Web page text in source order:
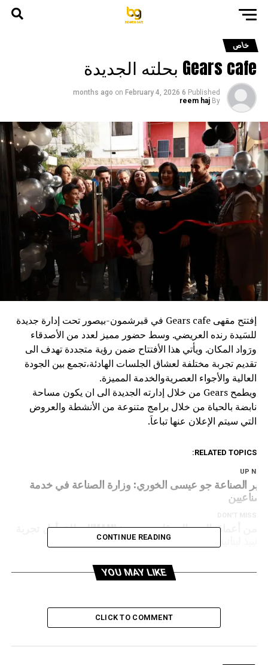
خاص
Gears cafe بحلته الجديدة
Published
6 months ago
on February 4, 2026
By
reem haj
إفتتح مقهى Gears cafe في قبرشمون-بيصور تحت إدارة جديدة
للسَيدة رنده العريضي. وسط حضور مميز لعدد من الأصدقاء
ورَواد المكان. ويأتي هذا الأفتتاح ضمن رؤية متجددة تهدف الى
تقديم تجربة مختلفة لعشاق الجلسات الهادئة،تجمع بين الجودة
العالية والأجواء العصريةوالخدمة المميزة.
ويطمح Gears من خلال إدارته الجديدة الى ان يكون مساحة
نابضة بالحياة من خلال برامج متنوعة من الأنشطة والعروض
التي سيتم الإعلان عنها تباعاَ.
RELATED TOPICS:
UP
الصناعة جو عيسى الخوري: وزارة الصناعة في خدمة
من أعماق البحر إلى قلب بيروت: UMAMI تطلق أول تجربة
نبيذ لبنانية معتّقة تحت المياهCONTINUE READING
YOU MAY LIKE
CLICK TO COMMENT